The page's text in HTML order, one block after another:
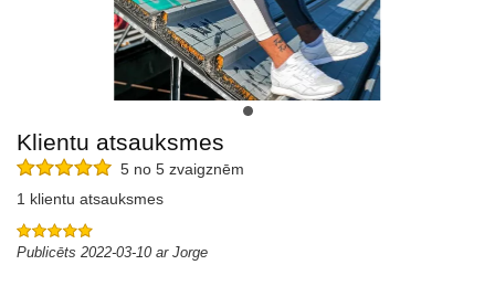
Klientu atsauksmes
5 no 5 zvaigznēm
1 klientu atsauksmes
Publicēts 2022-03-10 ar Jorge